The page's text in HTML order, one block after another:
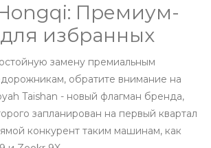
Премиум-
избранных
замену премиальным
обратите внимание на
Taishan - новый флагман бренда,
запланирован на первый квартал
конкурент таким машинам, как